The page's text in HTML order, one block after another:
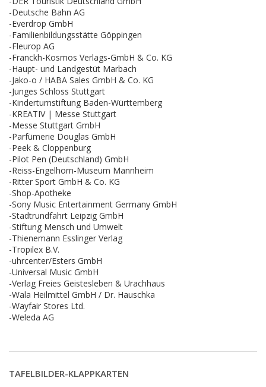
-Deutsche Bahn AG
-Everdrop GmbH
-Familienbildungsstätte Göppingen
-Fleurop AG
-Franckh-Kosmos Verlags-GmbH & Co. KG
-Haupt- und Landgestüt Marbach
-Jako-o / HABA Sales GmbH & Co. KG
-Junges Schloss Stuttgart
-Kinderturnstiftung Baden-Württemberg
-KREATIV | Messe Stuttgart
-Messe Stuttgart GmbH
-Parfümerie Douglas GmbH
-Peek & Cloppenburg
-Pilot Pen (Deutschland) GmbH
-Reiss-Engelhorn-Museum Mannheim
-Ritter Sport GmbH & Co. KG
-Shop-Apotheke
-Sony Music Entertainment Germany GmbH
-Stadtrundfahrt Leipzig GmbH
-Stiftung Mensch und Umwelt
-Thienemann Esslinger Verlag
-Tropilex B.V.
-uhrcenter/Esters GmbH
-Universal Music GmbH
-Verlag Freies Geistesleben & Urachhaus
-Wala Heilmittel GmbH / Dr. Hauschka
-Wayfair Stores Ltd.
-Weleda AG
TAFELBILDER-KLAPPKARTEN